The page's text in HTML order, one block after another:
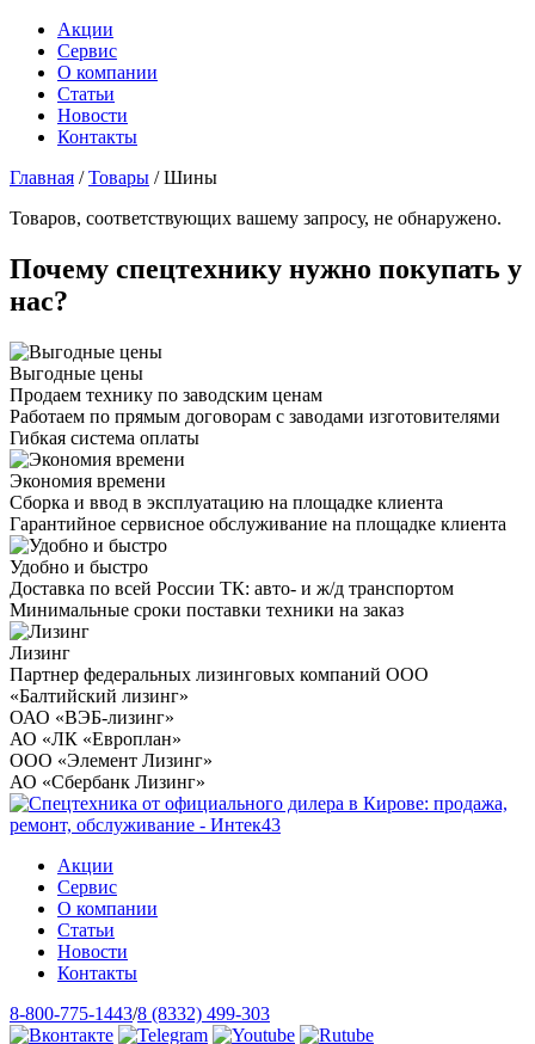
Акции
Сервис
О компании
Статьи
Новости
Контакты
Главная /Товары /Шины
Товаров, соответствующих вашему запросу, не обнаружено.
Почему спецтехнику нужно покупать у
нас?
Выгодные цены
Продаем технику по заводским ценам
Работаем по прямым договорам с заводами изготовителями
Гибкая система оплаты
Экономия времени
Сборка и ввод в эксплуатацию на площадке клиента
Гарантийное сервисное обслуживание на площадке клиента
Удобно и быстро
Доставка по всей России ТК: авто- и ж/д транспортом
Минимальные сроки поставки техники на заказ
Лизинг
Партнер федеральных лизинговых компаний ООО
«Балтийский лизинг»
ОАО «ВЭБ-лизинг»
АО «ЛК «Европлан»
ООО «Элемент Лизинг»
АО «Сбербанк Лизинг»
Акции
Сервис
О компании
Статьи
Новости
Контакты
8-800-775-1443/8 (8332) 499-303